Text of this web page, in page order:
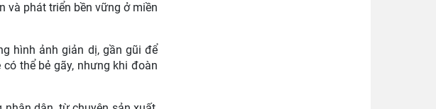
và phát triển bền vững ở miền
hình ảnh giản dị, gần gũi để
thể bẻ gãy, nhưng khi đoàn